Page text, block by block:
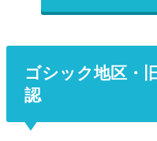
ゴシック地区・
認